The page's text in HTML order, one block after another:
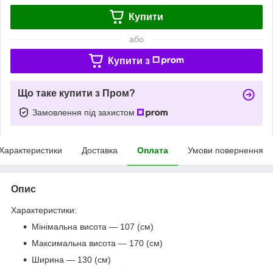
Купити
або
Купити з
Що таке купити з Пром?
Замовлення під захистом
Доставка Оплата Умови повернення
Опис
Характеристики:
Мінімальна висота — 107 (см)
Максимальна висота — 170 (см)
Ширина — 130 (см)